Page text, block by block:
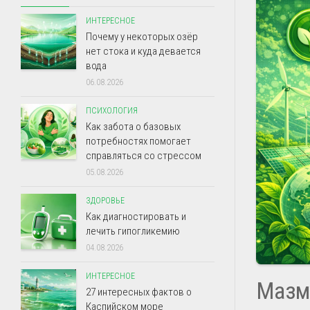
ИНТЕРЕСНОЕ
Почему у некоторых озёр
нет стока и куда девается
вода
06.08.2026
ПСИХОЛОГИЯ
Как забота о базовых
потребностях помогает
справляться со стрессом
05.08.2026
ЗДОРОВЬЕ
Как диагностировать и
лечить гипогликемию
04.08.2026
ИНТЕРЕСНОЕ
27 интересных фактов о
Каспийском море